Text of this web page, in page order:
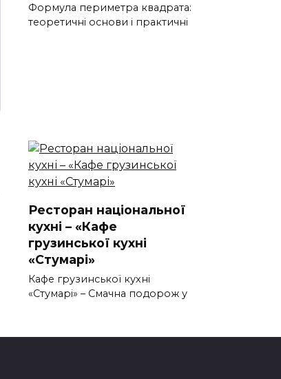
Формула периметра квадрата:
теоретичні основи і практичні
Ресторан національної
кухні – «Кафе
грузинської кухні
«Стумарі»
Кафе грузинської кухні
«Стумарі» – Смачна подорож у